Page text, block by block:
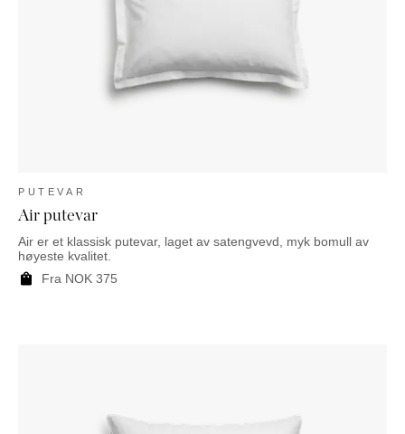
PUTEVAR
Air putevar
Air er et klassisk putevar, laget av satengvevd, myk bomull av
høyeste kvalitet.
Fra NOK 375